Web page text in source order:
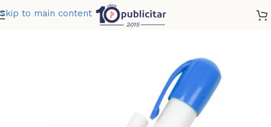
Skip to main content
BORRADOR RETRACTIL